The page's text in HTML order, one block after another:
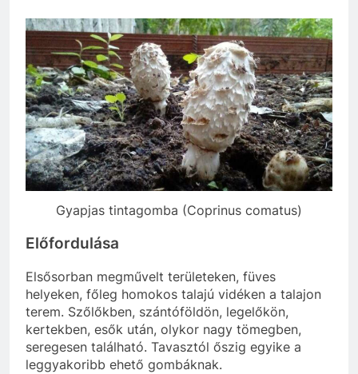
Gyapjas tintagomba (Coprinus comatus)
Előfordulása
Elsősorban megművelt területeken, füves
helyeken, főleg homokos talajú vidéken a talajon
terem. Szőlőkben, szántóföldön, legelőkön,
kertekben, esők után, olykor nagy tömegben,
seregesen található. Tavasztól őszig egyike a
leggyakoribb ehető gombáknak.